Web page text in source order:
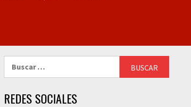
REDES SOCIALES